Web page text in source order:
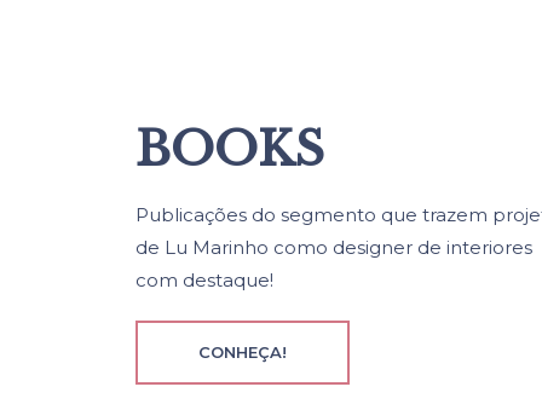
BOOKS
Publicações do segmento que trazem
de Lu Marinho como designer de interiores
com destaque!
CONHEÇA!